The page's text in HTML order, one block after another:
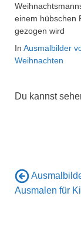
einem hübschen
gezogen wird
In Ausmalbilder
Weihnachten
Du kannst
Ausmalen für